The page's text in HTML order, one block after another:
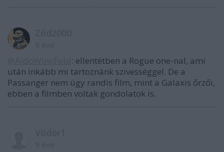
: ellentétben a Rogue one-nal, ami
után inkább mi tartoznánk szivességgel. De a
Passanger nem úgy randis film, mint a Galaxis őrzői,
ebben a filmben voltak gondolatok is.